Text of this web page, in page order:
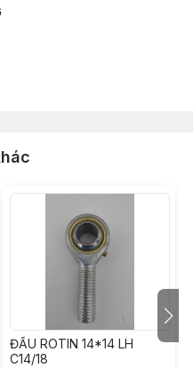
ĐẦU ROTIN 14*14 LH
C14/18